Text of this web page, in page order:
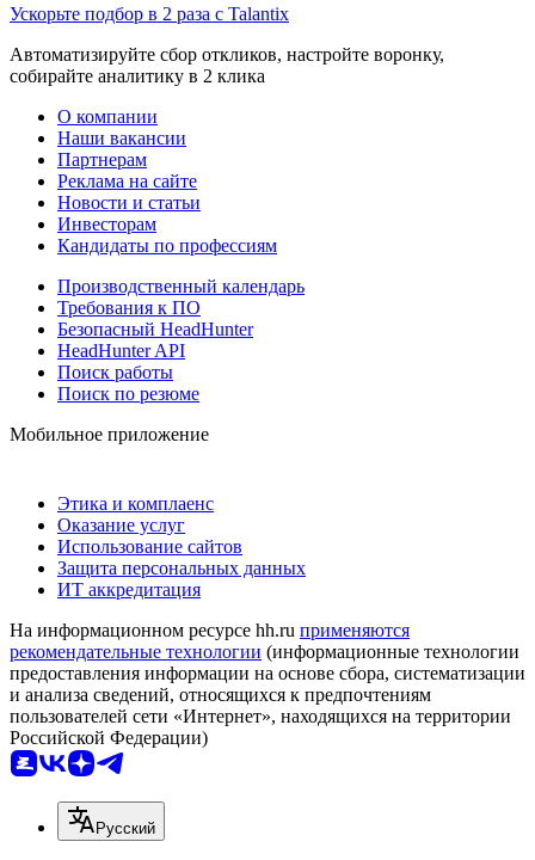
Ускорьте подбор в 2 раза с Talantix
Автоматизируйте сбор откликов, настройте воронку,
собирайте аналитику в 2 клика
О компании
Наши вакансии
Партнерам
Реклама на сайте
Новости и статьи
Инвесторам
Кандидаты по профессиям
Производственный календарь
Требования к ПО
Безопасный HeadHunter
HeadHunter API
Поиск работы
Поиск по резюме
Мобильное приложение
Этика и комплаенс
Оказание услуг
Использование сайтов
Защита персональных данных
ИТ аккредитация
На информационном ресурсе hh.ru применяются
рекомендательные технологии (информационные технологии
предоставления информации на основе сбора, систематизации
и анализа сведений, относящихся к предпочтениям
пользователей сети «Интернет», находящихся на территории
Российской Федерации)
Русский